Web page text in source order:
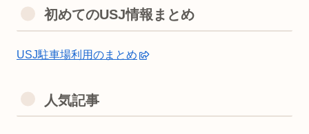
初めてのUSJ情報まとめ
USJ駐車場利用のまとめ
人気記事